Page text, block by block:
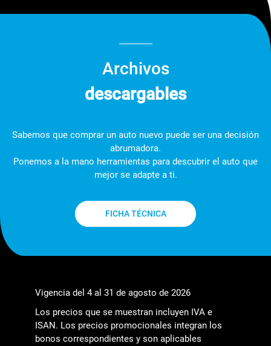
Archivos
descargables
Sabemos que comprar un auto nuevo puede ser una decisión
abrumadora.
Ponemos a la mano herramientas para descubrir el auto que
mejor se adapte a ti.
FICHA TÉCNICA
Vigencia del 4 al 31 de agosto de 2026
Los precios que se muestran incluyen IVA e
ISAN. Los precios promocionales integran los
bonos correspondientes y son aplicables